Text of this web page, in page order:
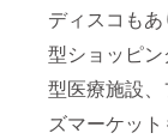
ディスコも
型ショッピ
型医療施設
ズマーケッ